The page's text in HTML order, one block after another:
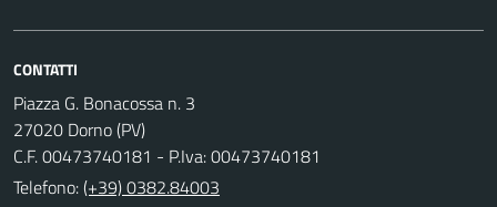
CONTATTI
Piazza G. Bonacossa n. 3
27020 Dorno (PV)
C.F. 00473740181 - P.Iva: 00473740181
Telefono:(+39) 0382.84003